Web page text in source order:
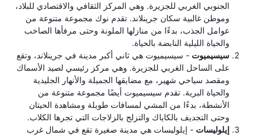
الجنوبي الغربي للجزيرة. وهي المركز الثقافي والاقتصادي للبلاد،
وموطن غالبية سكان جرينلاند. تقدم نوك مجموعة متنوعة من
عوامل الجذب، بدءًا من منازلها الملونة وحتى مرفأها الصاخب
والحياة الليلية النابضة بالحياة.
سيسيميوت - سيسيميوت هي ثاني أكبر مدينة في جرينلاند، وتقع
على الساحل الغربي للجزيرة. وهي مركز رئيسي لصيد الأسماك
ومقصد سياحي شهير، مع مضايقها الجميلة والأنهار الجليدية
والحياة البرية. تقدم سيسيميوت أيضًا مجموعة متنوعة من
الأنشطة، بدءًا من المشي لمسافات طويلة ومشاهدة الحيتان
وحتى التجديف بالكاياك والتزلج بالزلاجات التي تجرها الكلاب.
إيلوليسات - إيلوليسات هي مدينة صغيرة تقع في شمال غرب